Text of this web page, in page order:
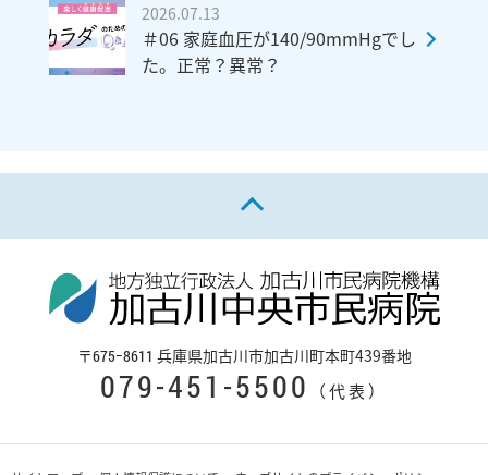
2026.07.13
＃06 家庭血圧が140/90mmHgでし
た。正常？異常？
ページの先頭へ戻る
〒675−8611 兵庫県加古川市加古川町本町439番地
079-451-5500 （代表）